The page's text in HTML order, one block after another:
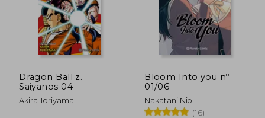
50%
dcto. $ 43.298
50%
dcto.
Dragon Ball z.
Saiyanos 04
Akira Toriyama
Bloom Into you nº
01/06
Nakatani Nio
(16)